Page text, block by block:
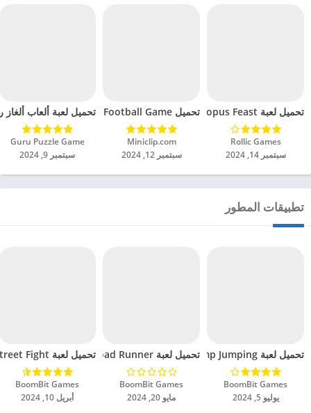
تحميل لعبة Octopus Feast مهكرة للاندرويد 2024
Rollic Games‏
سبتمبر 14, 2024
تحميل Soccer Hero PvP Football Game مهكرة للاندرويد 2024
Miniclip.com‏
سبتمبر 12, 2024
تحميل لعبة ألعاب ألغاز
Guru Puzzle Game‏
سبتمبر 9, 2024
تطبيقات المطور
تحميل لعبة Train Ramp Jumping مهكرة للاندرويد 2024
BoomBit Games‏
يوليو 5, 2024
تحميل لعبة Offroad Runner مهكرة للاندرويد 2024
BoomBit Games‏
مايو 20, 2024
تحميل لعبة Grand Street Fight مهكرة للاندرويد 2024
BoomBit Games‏
أبريل 10, 2024